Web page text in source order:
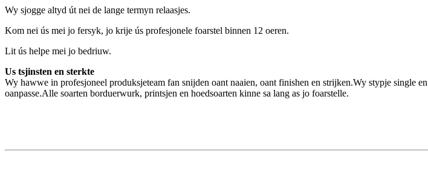
Wy sjogge altyd út nei de lange termyn relaasjes.
Kom nei ús mei jo fersyk, jo krije ús profesjonele foarstel binnen 12 oeren.
Lit ús helpe mei jo bedriuw.
Us tsjinsten en sterkte
Wy hawwe in profesjoneel produksjeteam fan snijden oant naaien, oant finishen en strijken.Wy stypje single
oanpasse.Alle soarten borduerwurk, printsjen en hoedsoarten kinne sa lang as jo foarstelle.